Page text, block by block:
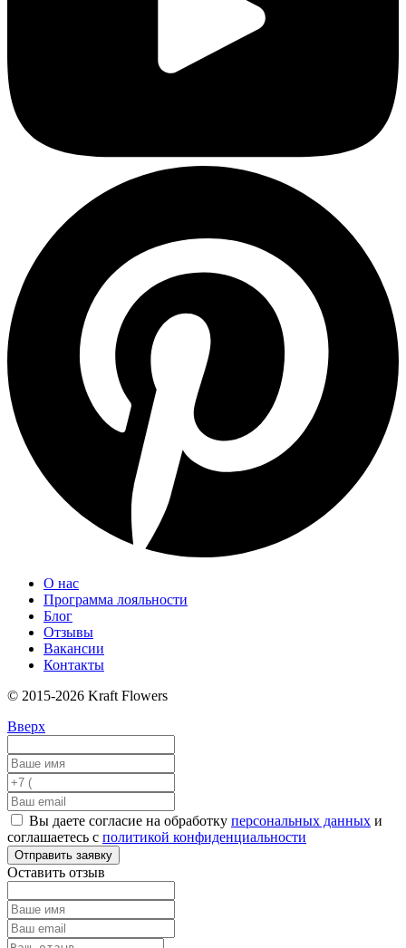
О нас
Программа лояльности
Блог
Отзывы
Вакансии
Контакты
© 2015-2026 Kraft Flowers
Вверх
Вы даете согласие на обработку персональных данных и
соглашаетесь с политикой конфиденциальности
Отправить заявку
Оставить отзыв